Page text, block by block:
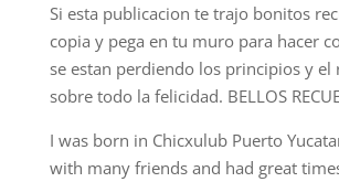
Si esta publicacion te trajo bonitos
copia y pega en tu muro para hacer
se estan perdiendo los principios y el
sobre todo la felicidad. BELLOS
I was born in Chicxulub Puerto
with many friends and had great